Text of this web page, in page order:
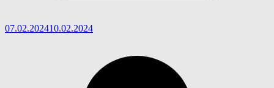
07.02.202410.02.2024